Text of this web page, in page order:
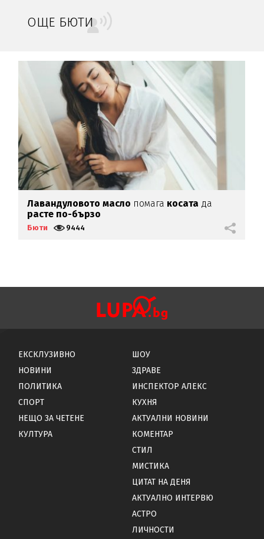
ОЩЕ БЮТИ
Лавандуловото масло помага косата да
расте по-бързо
Бюти 9444
ЕКСКЛУЗИВНО
НОВИНИ
ПОЛИТИКА
СПОРТ
НЕЩО ЗА ЧЕТЕНЕ
КУЛТУРА
ШОУ
ЗДРАВЕ
ИНСПЕКТОР АЛЕКС
КУХНЯ
АКТУАЛНИ НОВИНИ
КОМЕНТАР
СТИЛ
МИСТИКА
ЦИТАТ НА ДЕНЯ
АКТУАЛНО ИНТЕРВЮ
АСТРО
ЛИЧНОСТИ